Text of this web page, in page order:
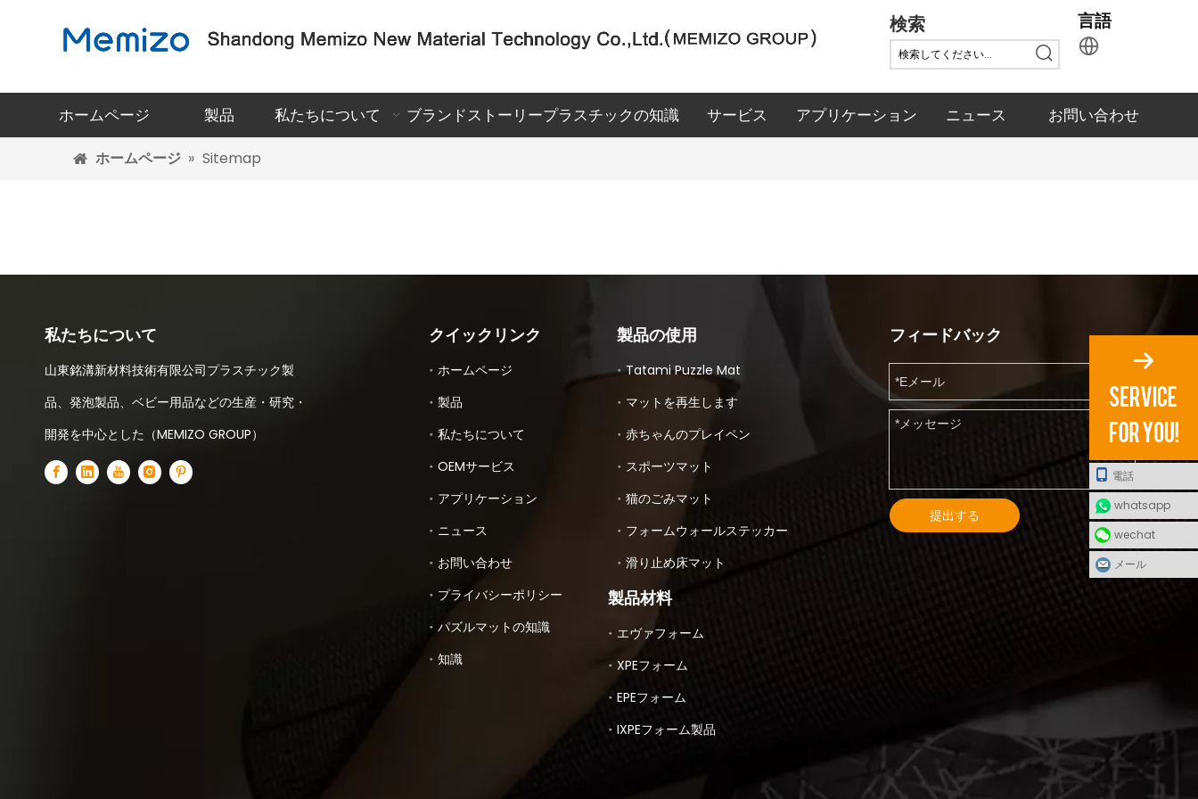
検索 言語
ホームページ 製品 私たちについて ブランドストーリープラスチックの知識 サービス アプリケーション ニュース お問い合わせ
ホームページ » Sitemap
私たちについて
山東銘溝新材料技術有限公司プラスチック製
品、発泡製品、ベビー用品などの生産・研究・
開発を中心とした（MEMIZO GROUP）
電話
whatsapp
wechat
メール
クイックリンク
ホームページ
製品
私たちについて
OEMサービス
アプリケーション
ニュース
お問い合わせ
プライバシーポリシー
パズルマットの知識
知識
製品の使用
Tatami Puzzle Mat
マットを再生します
赤ちゃんのプレイペン
スポーツマット
猫のごみマット
フォームウォールステッカー
滑り止め床マット
製品材料
エヴァフォーム
XPEフォーム
EPEフォーム
IXPEフォーム製品
フィードバック
提出する